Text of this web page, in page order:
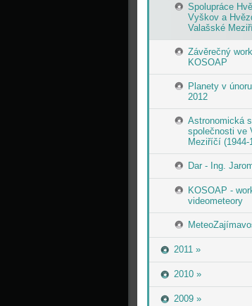
Spolupráce
Vyškov a
Valašské
Závěrečný
KOSOAP
Planety v
2012
Astronomická
společnosti ve
Meziříčí (1944-
Dar - Ing.
KOSOAP -
videometeory
2011 »
2010 »
2009 »